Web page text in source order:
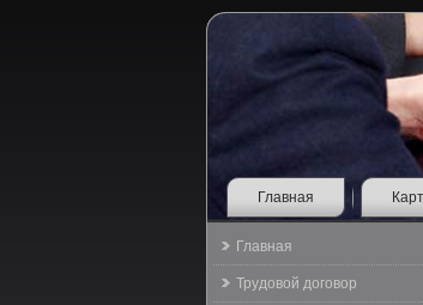
Главная
Главная
Трудовой договор